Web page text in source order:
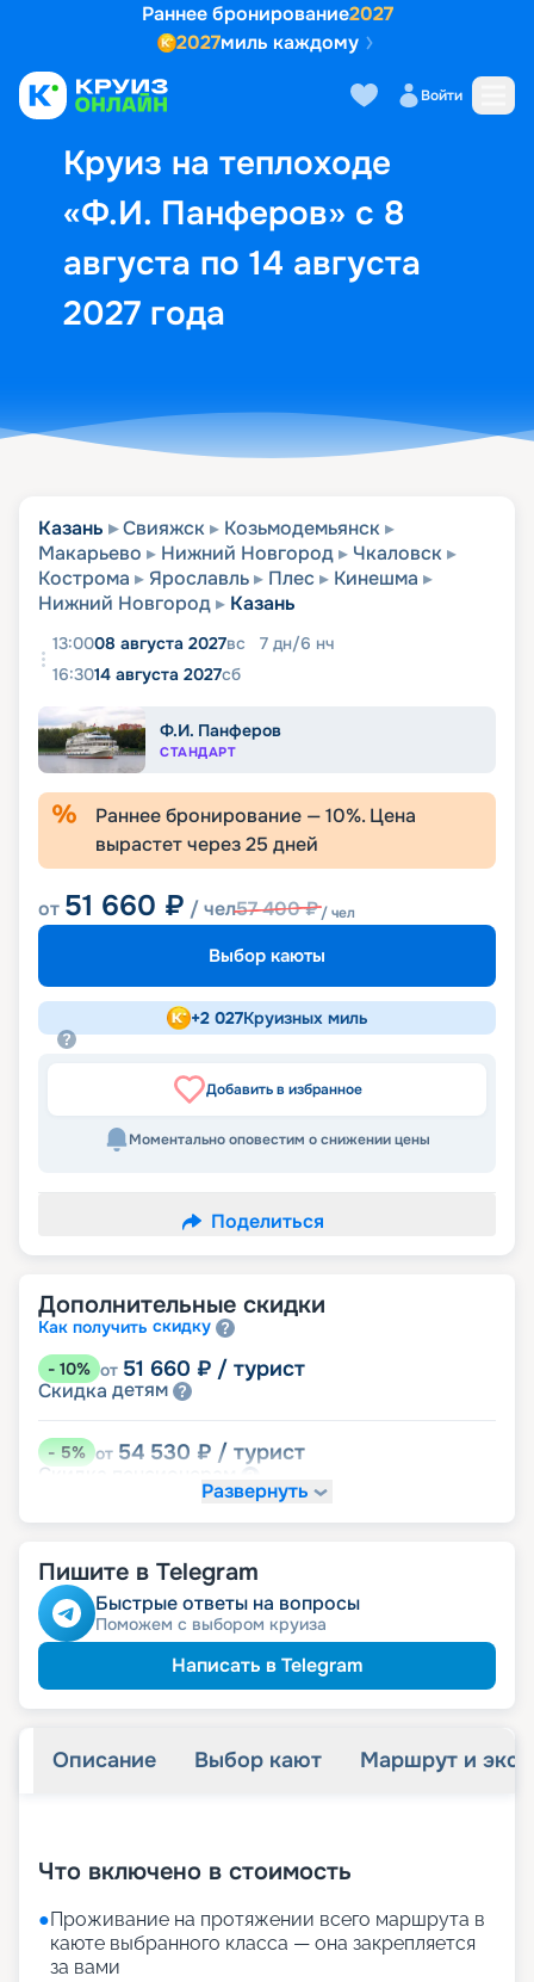
Раннее бронирование2027
2027миль каждому
Войти
Круиз на теплоходе
«Ф.И. Панферов» с 8
августа по 14 августа
2027 года
Выбор кают Маршрут и
Казань Свияжск
Козьмодемьянск
Макарьево
Нижний Новгород
Чкаловск
Кострома
Ярославль Плес
Кинешма
Нижний Новгород
Казань
13:0008 августа 2027вс 7 дн/6 нч
16:3014 августа 2027сб
Ф.И. Панферов
СТАНДАРТ
Раннее бронирование —10%. Цена
вырастет через25 дней
от 51 660 ₽ / чел57 400₽/ чел
Выбор каюты
+2 027Круизных миль
Добавить в избранное
Моментально оповестим о снижении цены
Поделиться
Дополнительные скидки
Как получить скидку
- 10% от 51 660 ₽ / турист
Скидка детям
-5% от 54 530 ₽ / турист
Скидка
Неполное размещение
Развернуть
Пишите в Telegram
Быстрые ответы на вопросы
Поможем с выбором круиза
Написать в Telegram
Описание Выбор кают Маршрут и
Что включено в стоимость
●Проживание на протяжении всего маршрута в
каюте выбранного класса — она закрепляется
за вами